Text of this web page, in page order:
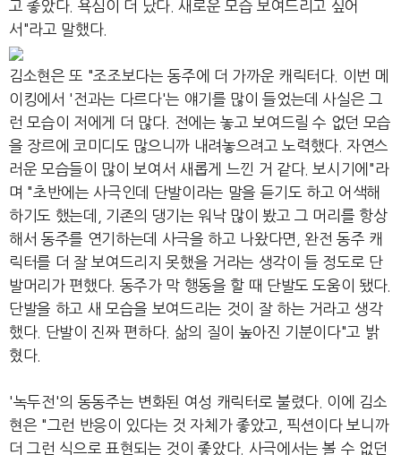
고 좋았다. 욕심이 더 났다. 새로운 모습 보여드리고 싶어
서"라고 말했다.
김소현은 또 "조조보다는 동주에 더 가까운 캐릭터다. 이번 메
이킹에서 '전과는 다르다'는 얘기를 많이 들었는데 사실은 그
런 모습이 저에게 더 많다. 전에는 놓고 보여드릴 수 없던 모습
을 장르에 코미디도 많으니까 내려놓으려고 노력했다. 자연스
러운 모습들이 많이 보여서 새롭게 느낀 거 같다. 보시기에"라
며 "초반에는 사극인데 단발이라는 말을 듣기도 하고 어색해
하기도 했는데, 기존의 댕기는 워낙 많이 봤고 그 머리를 항상
해서 동주를 연기하는데 사극을 하고 나왔다면, 완전 동주 캐
릭터를 더 잘 보여드리지 못했을 거라는 생각이 들 정도로 단
발머리가 편했다. 동주가 막 행동을 할 때 단발도 도움이 됐다.
단발을 하고 새 모습을 보여드리는 것이 잘 하는 거라고 생각
했다. 단발이 진짜 편하다. 삶의 질이 높아진 기분이다"고 밝
혔다.
'녹두전'의 동동주는 변화된 여성 캐릭터로 불렸다. 이에 김소
현은 "그런 반응이 있다는 것 자체가 좋았고, 픽션이다 보니까
더 그런 식으로 표현되는 것이 좋았다. 사극에서는 볼 수 없던